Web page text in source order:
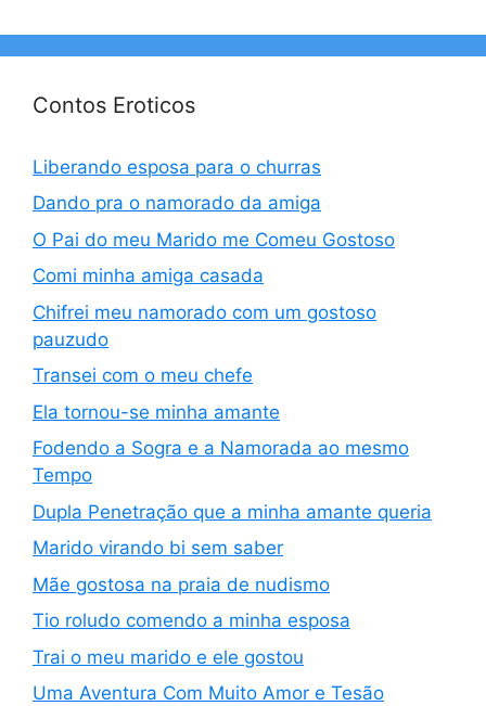
Contos Eroticos
Liberando esposa para o churras
Dando pra o namorado da amiga
O Pai do meu Marido me Comeu Gostoso
Comi minha amiga casada
Chifrei meu namorado com um gostoso
pauzudo
Transei com o meu chefe
Ela tornou-se minha amante
Fodendo a Sogra e a Namorada ao mesmo
Tempo
Dupla Penetração que a minha amante queria
Marido virando bi sem saber
Mãe gostosa na praia de nudismo
Tio roludo comendo a minha esposa
Trai o meu marido e ele gostou
Uma Aventura Com Muito Amor e Tesão